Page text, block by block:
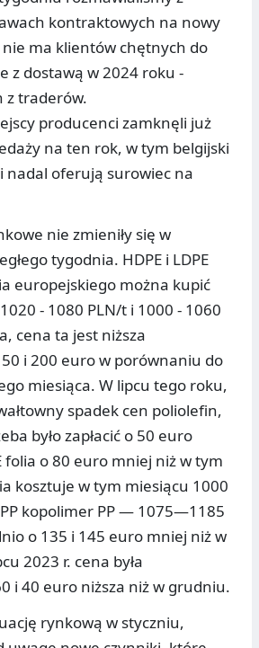
kontraktowych na nowy
ma klientów chętnych do
z dostawą w 2024 roku -
z traderów.
producenci zamknęli już
na ten rok, w tym belgijski
nadal oferują surowiec na
nie zmieniły się w
tygodnia. HDPE i LDPE
europejskiego można kupić
- 1080 PLN/t i 1000 - 1060
cena ta jest niższa
i 200 euro w porównaniu do
miesiąca. W lipcu tego roku,
spadek cen poliolefin,
było zapłacić o 50 euro
folia o 80 euro mniej niż w tym
kosztuje w tym miesiącu 1000
kopolimer PP — 1075—1185
o 135 i 145 euro mniej niż w
2023 r. cena była
i 40 euro niższa niż w grudniu.
rynkową w styczniu,